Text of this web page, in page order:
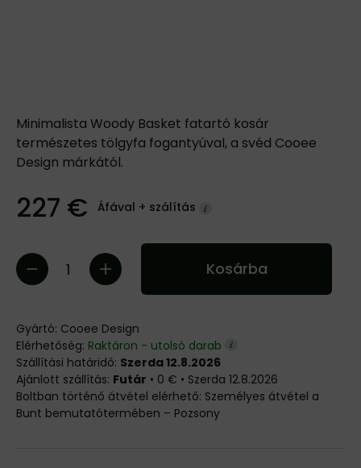
Minimalista Woody Basket fatartó kosár
természetes tölgyfa fogantyúval, a svéd Cooee
Design márkától.
227 € Áfával + szálítás
Kosárba
Gyártó: Cooee Design
Elérhetőség: Raktáron - utolsó darab
Szállítási határidő: Szerda 12.8.2026
Futár • 0 € • Szerda 12.8.2026
Személyes átvétel a
Bunt bemutatótermében – Pozsony